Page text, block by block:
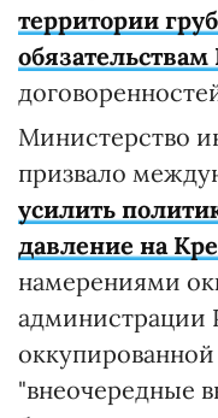
территории
обязательствам
Министерство
призвало
усилить
давление на
намерениями
администрации
"внеочередные